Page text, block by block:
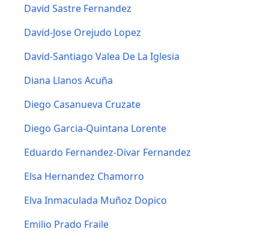
David Sastre Fernandez
David-Jose Orejudo Lopez
David-Santiago Valea De La Iglesia
Diana Llanos Acuña
Diego Casanueva Cruzate
Diego Garcia-Quintana Lorente
Eduardo Fernandez-Divar Fernandez
Elsa Hernandez Chamorro
Elva Inmaculada Muñoz Dopico
Emilio Prado Fraile